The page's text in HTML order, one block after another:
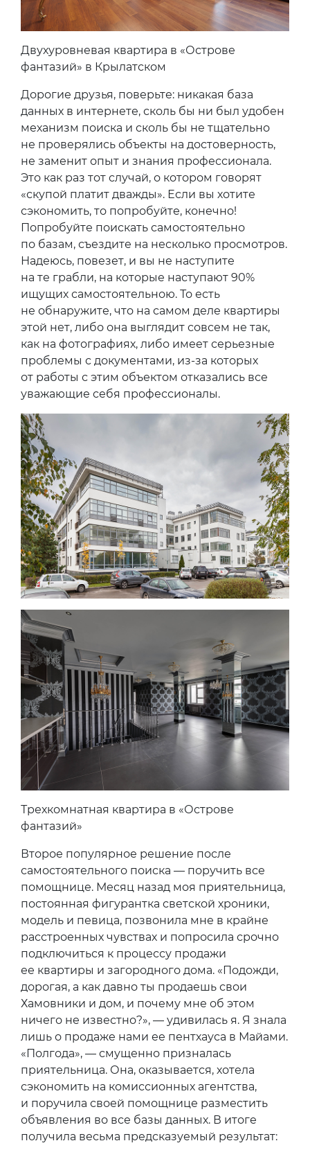
Двухуровневая квартира в «Острове
фантазий» в Крылатском
Дорогие друзья, поверьте: никакая база
данных в интернете, сколь бы ни был удобен
механизм поиска и сколь бы не тщательно
не проверялись объекты на достоверность,
не заменит опыт и знания профессионала.
Это как раз тот случай, о котором говорят
«скупой платит дважды». Если вы хотите
сэкономить, то попробуйте, конечно!
Попробуйте поискать самостоятельно
по базам, съездите на несколько просмотров.
Надеюсь, повезет, и вы не наступите
на те грабли, на которые наступают 90%
ищущих самостоятельною. То есть
не обнаружите, что на самом деле квартиры
этой нет, либо она выглядит совсем не так,
как на фотографиях, либо имеет серьезные
проблемы с документами, из-за которых
от работы с этим объектом отказались все
уважающие себя профессионалы.
Трехкомнатная квартира в «Острове
фантазий»
Второе популярное решение после
самостоятельного поиска — поручить все
помощнице. Месяц назад моя приятельница,
постоянная фигурантка светской хроники,
модель и певица, позвонила мне в крайне
расстроенных чувствах и попросила срочно
подключиться к процессу продажи
ее квартиры и загородного дома. «Подожди,
дорогая, а как давно ты продаешь свои
Хамовники и дом, и почему мне об этом
ничего не известно?», — удивилась я. Я знала
лишь о продаже нами ее пентхауса в Майами.
«Полгода», — смущенно призналась
приятельница. Она, оказывается, хотела
сэкономить на комиссионных агентства,
и поручила своей помощнице разместить
объявления во все базы данных. В итоге
получила весьма предсказуемый результат: